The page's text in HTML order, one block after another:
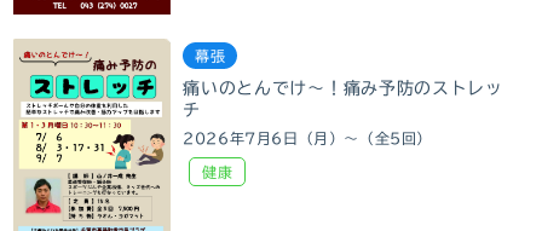
幕張
痛いのとんでけ～！痛み予防のストレッ
チ
2026年7月6日（月）～（全5回）
健康